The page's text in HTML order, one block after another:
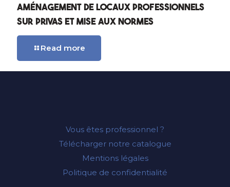
Aménagement de locaux professionnels
sur Privas et mise aux normes
Read more
Vous êtes professionnel ?
Télécharger notre catalogue
Mentions légales
Politique de confidentialité